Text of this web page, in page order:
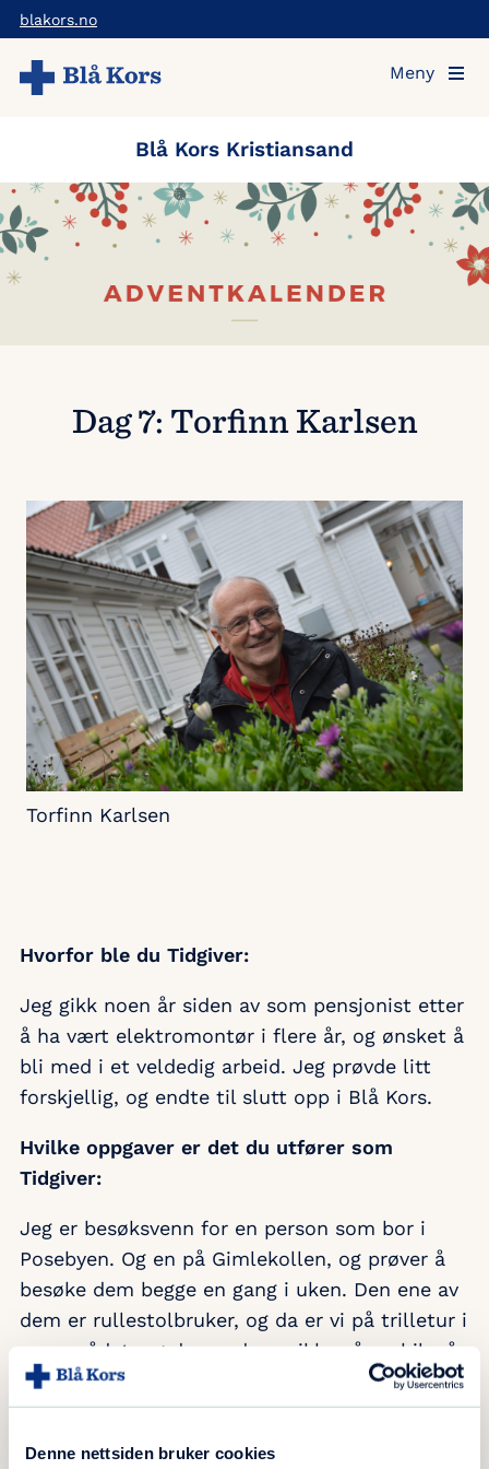
Denne nettsiden bruker cookies
Hopp
til
hovedinnholdet
blakors.no
Meny
Blå Kors Kristiansand
Dag 7: Torfinn Karlsen
Torfinn Karlsen
Hvorfor ble du Tidgiver:
Jeg gikk noen år siden av som pensjonist etter
å ha vært elektromontør i flere år, og ønsket å
bli med i et veldedig arbeid. Jeg prøvde litt
forskjellig, og endte til slutt opp i Blå Kors.
Hvilke oppgaver er det du utfører som
Tidgiver:
Jeg er besøksvenn for en person som bor i
Posebyen. Og en på Gimlekollen, og prøver å
besøke dem begge en gang i uken. Den ene av
dem er rullestolbruker, og da er vi på trilletur i
næromådet, og den andre er ikke så mobil, så
vi sitter og har en flott prat rundt bordet.
tok kontakt med Blå Kors Kristiansand og